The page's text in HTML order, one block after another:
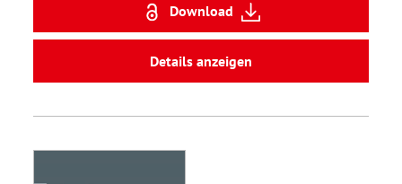
Download
Details anzeigen